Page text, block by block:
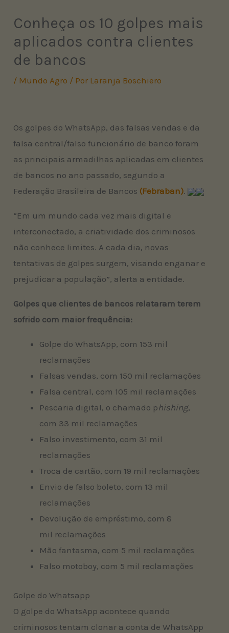
Conheça os 10 golpes mais
aplicados contra clientes
de bancos
/ Mundo Agro / Por Laranja Boschiero
Os golpes do WhatsApp, das falsas vendas e da
falsa central/falso funcionário de banco foram
as principais armadilhas aplicadas em clientes
de bancos no ano passado, segundo a
Federação Brasileira de Bancos (Febraban).
“Em um mundo cada vez mais digital e
interconectado, a criatividade dos criminosos
não conhece limites. A cada dia, novas
tentativas de golpes surgem, visando enganar e
prejudicar a população”, alerta a entidade.
Golpes que clientes de bancos relataram terem
sofrido com maior frequência:
Golpe do WhatsApp, com 153 mil
reclamações
Falsas vendas, com 150 mil reclamações
Falsa central, com 105 mil reclamações
Pescaria digital, o chamado phishing,
com 33 mil reclamações
Falso investimento, com 31 mil
reclamações
Troca de cartão, com 19 mil reclamações
Envio de falso boleto, com 13 mil
reclamações
Devolução de empréstimo, com 8
mil reclamações
Mão fantasma, com 5 mil reclamações
Falso motoboy, com 5 mil reclamações
Golpe do Whatsapp
O golpe do WhatsApp acontece quando
criminosos tentam clonar a conta de WhatsApp